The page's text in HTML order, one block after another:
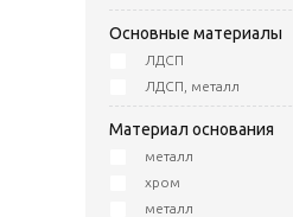
Основные материалы
ЛДСП
ЛДСП, металл
Материал основания
металл
хром
металл